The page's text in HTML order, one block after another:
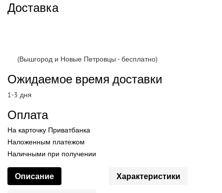
Доставка
(Вышгород и Новые Петровцы - бесплатно)
Ожидаемое время доставки
1-3 дня
Оплата
На карточку Приватбанка
Наложенным платежом
Наличными при получении
Описание Характеристики